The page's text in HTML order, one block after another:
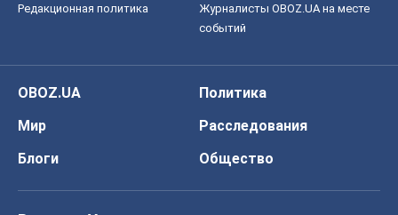
Редакционная политика
Журналисты OBOZ.UA на месте
событий
OBOZ.UA
Политика
Мир
Расследования
Блоги
Общество